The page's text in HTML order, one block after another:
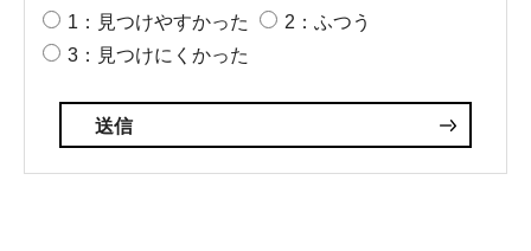
1：見つけやすかった
2：ふつう
3：見つけにくかった